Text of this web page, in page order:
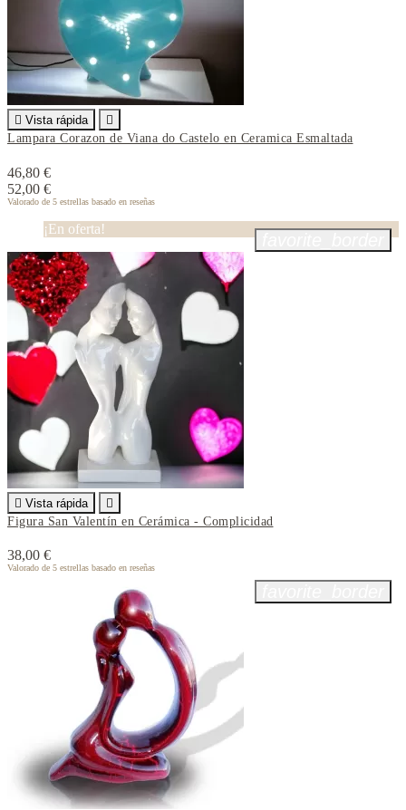
 Vista rápida

Lampara Corazon de Viana do Castelo en Ceramica Esmaltada
46,80 €
52,00 €
Valorado de 5 estrellas basado en reseñas
¡En oferta!
 Vista rápida

Figura San Valentín en Cerámica - Complicidad
38,00 €
Valorado de 5 estrellas basado en reseñas